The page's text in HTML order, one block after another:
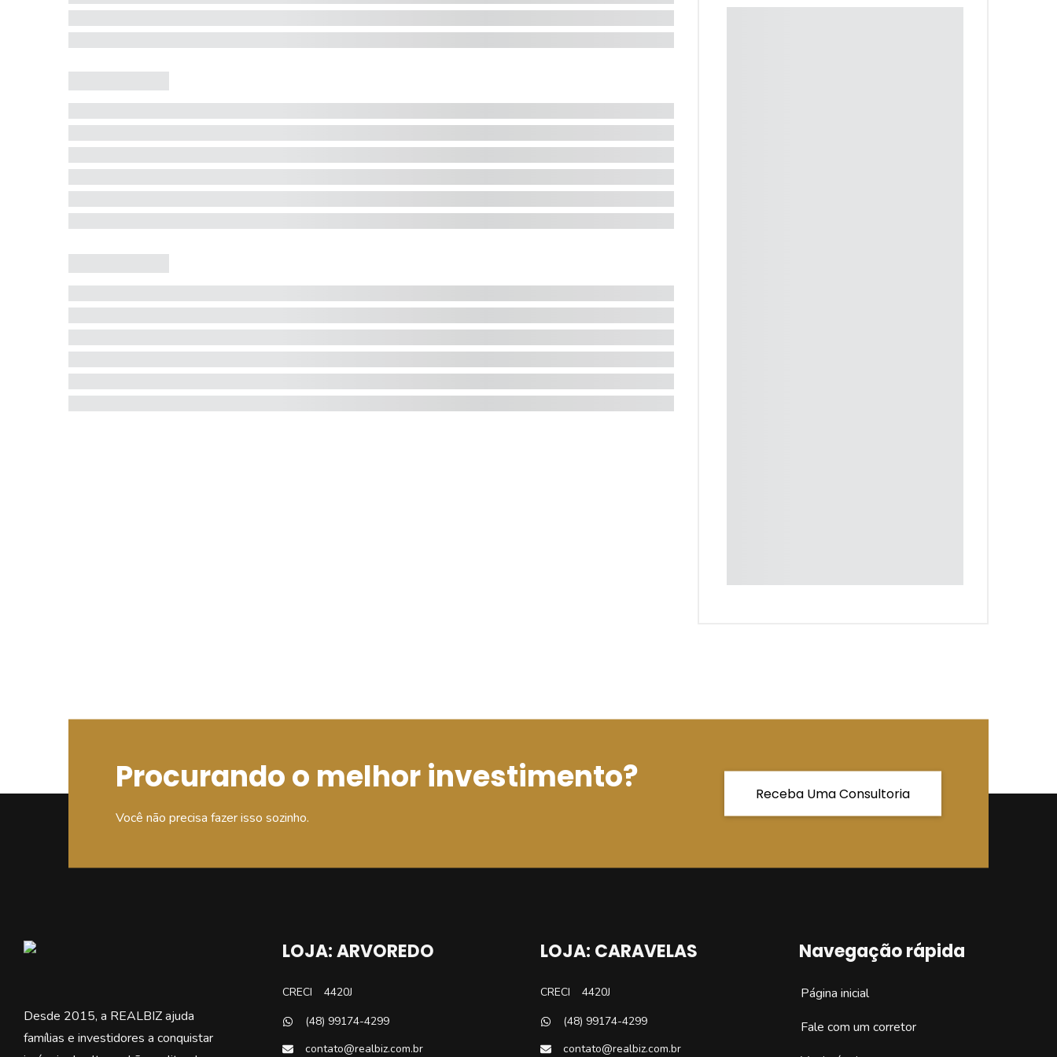
Procurando o melhor investimento?
Você não precisa fazer isso sozinho.
Receba Uma Consultoria
Desde 2015, a REALBIZ ajuda
famílias e investidores a conquistar
LOJA: ARVOREDO
CRECI
4420J
(48) 99174-4299
contato@realbiz.com.br
LOJA: CARAVELAS
CRECI
4420J
(48) 99174-4299
contato@realbiz.com.br
Navegação rápida
Página inicial
Fale com um corretor